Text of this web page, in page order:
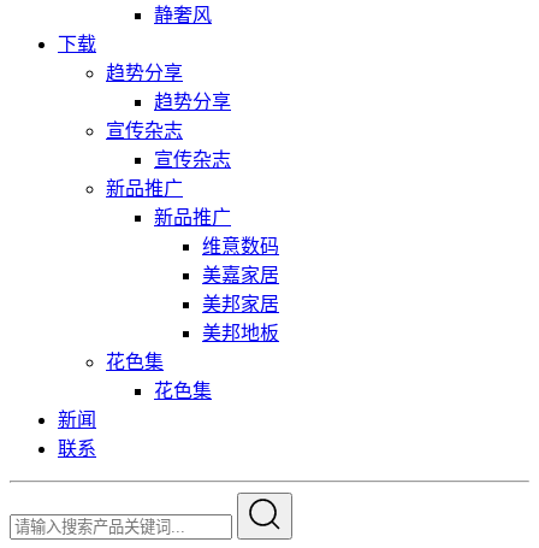
静奢风
下载
趋势分享
趋势分享
宣传杂志
宣传杂志
新品推广
新品推广
维意数码
美嘉家居
美邦家居
美邦地板
花色集
花色集
新闻
联系